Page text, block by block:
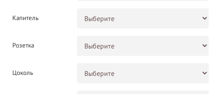
Капитель
Розетка
Цоколь